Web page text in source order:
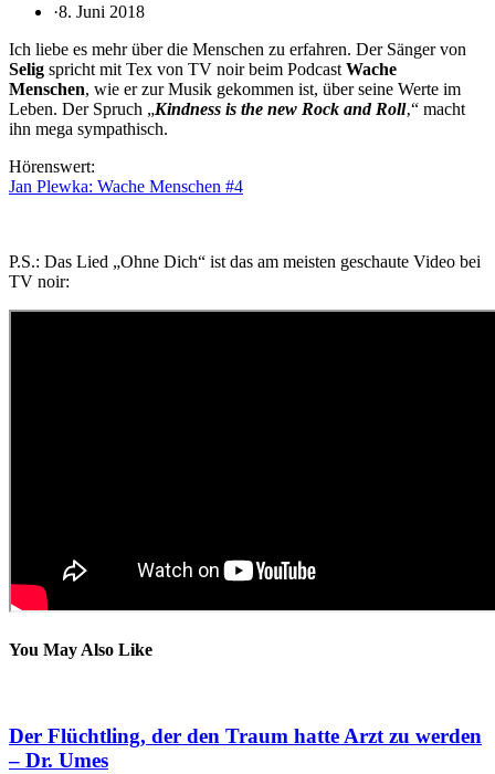
·8. Juni 2018
Ich liebe es mehr über die Menschen zu erfahren. Der Sänger von
Selig spricht mit Tex von TV noir beim Podcast Wache
Menschen, wie er zur Musik gekommen ist, über seine Werte im
Leben. Der Spruch „Kindness is the new Rock and Roll‚“ macht
ihn mega sympathisch.
Hörenswert:
Jan Plewka: Wache Menschen #4
P.S.: Das Lied „Ohne Dich“ ist das am meisten geschaute Video bei
TV noir:
You May Also Like
Der Flüchtling, der den Traum hatte Arzt zu werden
– Dr. Umes